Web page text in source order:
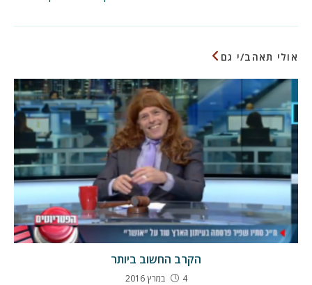
אולי תאהב/י גם
הקרב החשוב ביותר
4 במרץ 2016